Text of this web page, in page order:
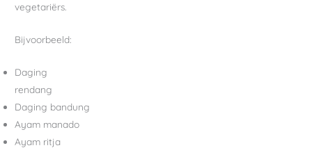
vegetariërs.
Bijvoorbeeld:
Daging
rendang
Daging bandung
Ayam manado
Ayam ritja